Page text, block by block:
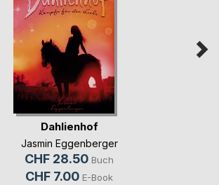
Dahlienhof
Jasmin Eggenberger
CHF 28.50 Buch
CHF 7.00 E-Book